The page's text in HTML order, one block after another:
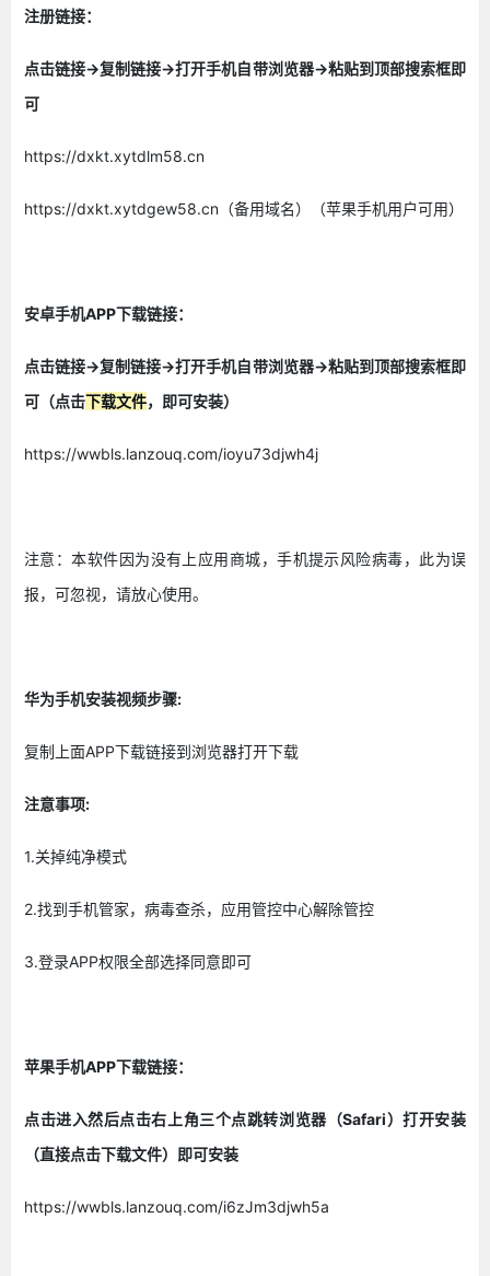
注册链接：
点击链接->复制链接->打开手机自带浏览器->粘贴到顶部搜索框即
可
https://dxkt.xytdlm58.cn
https://dxkt.xytdgew58.cn（备用域名）（苹果手机用户可用）
安卓手机APP下载链接：
点击链接->复制链接->打开手机自带浏览器->粘贴到顶部搜索框即
可（点击下载文件，即可安装）
https://wwbls.lanzouq.com/ioyu73djwh4j
注意：本软件因为没有上应用商城，手机提示风险病毒，此为误
报，可忽视，请放心使用。
华为手机安装视频步骤:
复制上面APP下载链接到浏览器打开下载
注意事项:
1.关掉纯净模式
2.找到手机管家，病毒查杀，应用管控中心解除管控
3.登录APP权限全部选择同意即可
苹果手机APP下载链接：
点击进入然后点击右上角三个点跳转浏览器（Safari）打开安装
（直接点击下载文件）即可安装
https://wwbls.lanzouq.com/i6zJm3djwh5a